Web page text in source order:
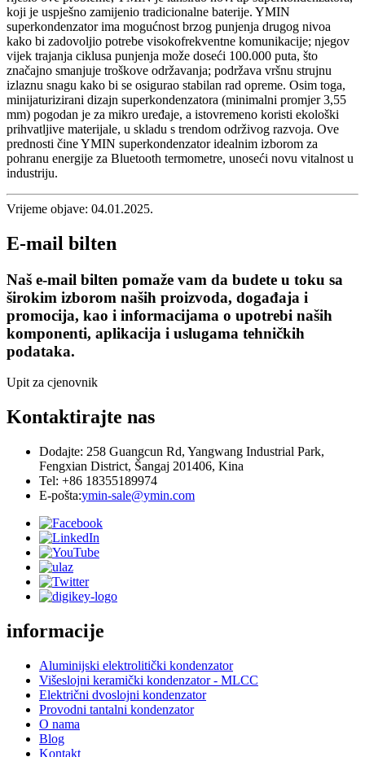
koji je uspješno zamijenio tradicionalne baterije. YMIN
superkondenzator ima mogućnost brzog punjenja drugog nivoa
kako bi zadovoljio potrebe visokofrekventne komunikacije; njegov
vijek trajanja ciklusa punjenja može doseći 100.000 puta, što
značajno smanjuje troškove održavanja; podržava vršnu strujnu
izlaznu snagu kako bi se osigurao stabilan rad opreme. Osim toga,
minijaturizirani dizajn superkondenzatora (minimalni promjer 3,55
mm) pogodan je za mikro uređaje, a istovremeno koristi ekološki
prihvatljive materijale, u skladu s trendom održivog razvoja. Ove
prednosti čine YMIN superkondenzator idealnim izborom za
pohranu energije za Bluetooth termometre, unoseći novu vitalnost u
industriju.
Vrijeme objave: 04.01.2025.
E-mail bilten
Naš e-mail bilten pomaže vam da budete u toku sa
širokim izborom naših proizvoda, događaja i
promocija, kao i informacijama o upotrebi naših
komponenti, aplikacija i uslugama tehničkih
podataka.
Upit za cjenovnik
Kontaktirajte nas
Dodajte: 258 Guangcun Rd, Yangwang Industrial Park,
Fengxian District, Šangaj 201406, Kina
Tel: +86 18355189974
E-pošta:ymin-sale@ymin.com
informacije
Aluminijski elektrolitički kondenzator
Višeslojni keramički kondenzator - MLCC
Električni dvoslojni kondenzator
Provodni tantalni kondenzator
O nama
Blog
Kontakt